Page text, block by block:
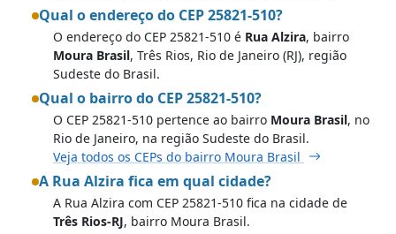
Qual o endereço do CEP 25821-510?
O endereço do CEP 25821-510 é Rua Alzira, bairro
Moura Brasil, Três Rios, Rio de Janeiro (RJ), região
Sudeste do Brasil.
Qual o bairro do CEP 25821-510?
O CEP 25821-510 pertence ao bairro Moura Brasil, no
Rio de Janeiro, na região Sudeste do Brasil.
Veja todos os CEPs do bairro Moura Brasil
A Rua Alzira fica em qual cidade?
A Rua Alzira com CEP 25821-510 fica na cidade de
Três Rios-RJ, bairro Moura Brasil.